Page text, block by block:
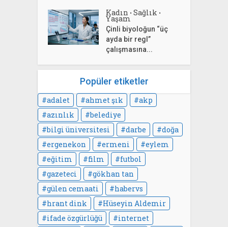
Kadın • Sağlık •
Yaşam
Çinli biyoloğun “üç
ayda bir regl”
çalışmasına...
Popüler etiketler
adalet ahmet şık
akp
azınlık
belediye
bilgi üniversitesi
darbe
doğa
ergenekon
ermeni
eylem
eğitim
film
futbol
gazeteci
gökhan tan
gülen cemaati
habervs
hrant dink
Hüseyin Aldemir
ifade özgürlüğü
internet